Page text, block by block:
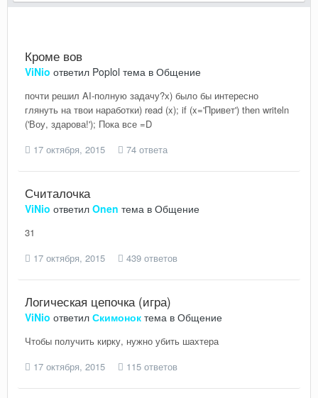
Кроме вов
ViNio ответил Poplol тема в Общение
почти решил AI-полную задачу?х) было бы интересно
глянуть на твои наработки) read (x); if (x='Привет') then writeln
('Воу, здарова!'); Пока все =D
17 октября, 2015
74 ответа
Считалочка
ViNio ответил Onen тема в Общение
31
17 октября, 2015
439 ответов
Логическая цепочка (игра)
ViNio ответил Скимонок тема в Общение
Чтобы получить кирку, нужно убить шахтера
17 октября, 2015
115 ответов